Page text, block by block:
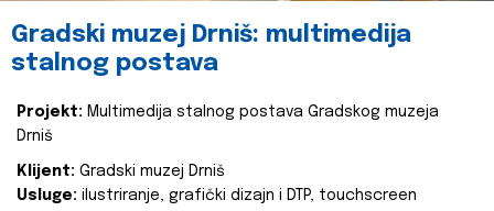
Gradski muzej Drniš: multimedija
stalnog postava
Projekt: Multimedija stalnog postava Gradskog muzeja
Drniš
Klijent: Gradski muzej Drniš
Usluge: ilustriranje, grafički dizajn i DTP, touchscreen